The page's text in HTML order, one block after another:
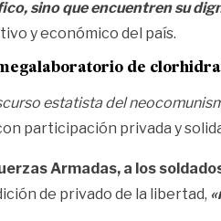
sino que encuentren su
y económico del país.
de
estatista del
participación privada y
Armadas, a los
de privado de la libertad,